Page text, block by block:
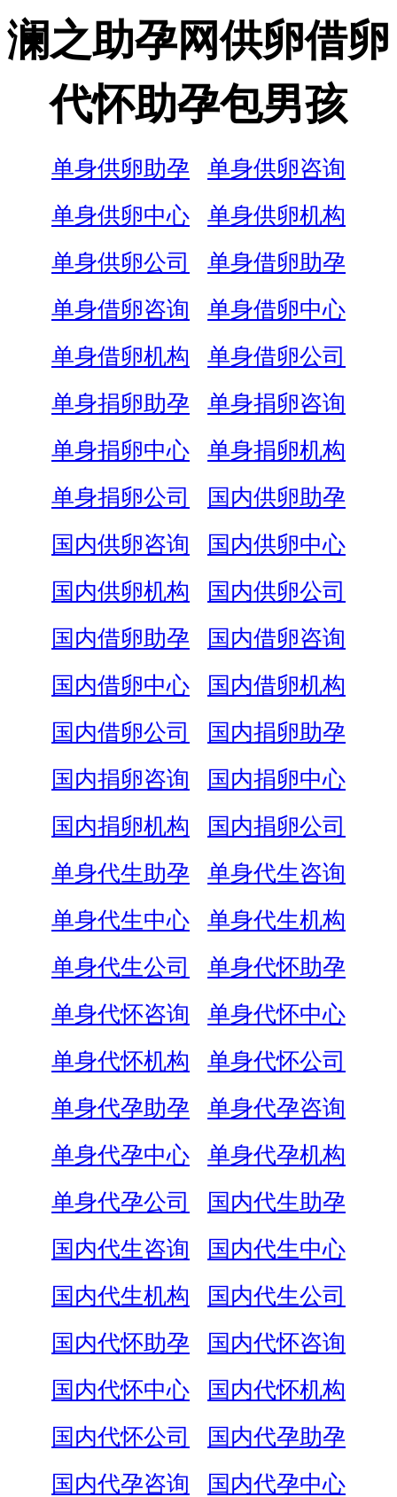
澜之助孕网供卵借卵
代怀助孕包男孩
单身供卵助孕
单身供卵咨询
单身供卵中心
单身供卵机构
单身供卵公司
单身借卵助孕
单身借卵咨询
单身借卵中心
单身借卵机构
单身借卵公司
单身捐卵助孕
单身捐卵咨询
单身捐卵中心
单身捐卵机构
单身捐卵公司
国内供卵助孕
国内供卵咨询
国内供卵中心
国内供卵机构
国内供卵公司
国内借卵助孕
国内借卵咨询
国内借卵中心
国内借卵机构
国内借卵公司
国内捐卵助孕
国内捐卵咨询
国内捐卵中心
国内捐卵机构
国内捐卵公司
单身代生助孕
单身代生咨询
单身代生中心
单身代生机构
单身代生公司
单身代怀助孕
单身代怀咨询
单身代怀中心
单身代怀机构
单身代怀公司
单身代孕助孕
单身代孕咨询
单身代孕中心
单身代孕机构
单身代孕公司
国内代生助孕
国内代生咨询
国内代生中心
国内代生机构
国内代生公司
国内代怀助孕
国内代怀咨询
国内代怀中心
国内代怀机构
国内代怀公司
国内代孕助孕
国内代孕咨询
国内代孕中心